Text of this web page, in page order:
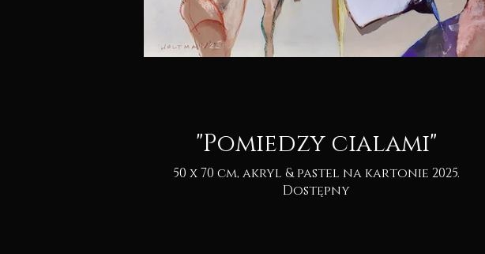
"Pomiedzy cialami"
50 x 70 cm, akryl & pastel na kartonie 2025.
Dostępny